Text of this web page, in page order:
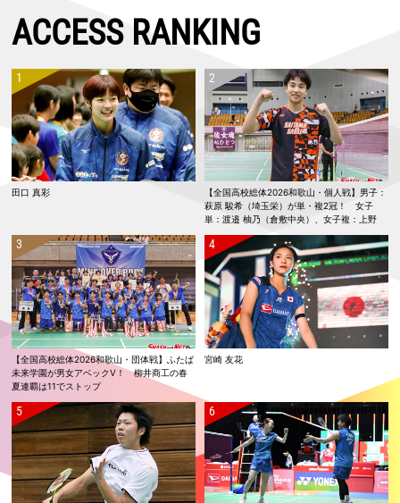
ACCESS RANKING
田口 真彩
【全国高校総体2026和歌山・個人戦】男子：
萩原 駿希（埼玉栄）が単・複2冠！ 女子
単：渡邉 柚乃（倉敷中央）、女子複：上野
優寿／伴野 碧唯（ふたば未来学園）が春夏連
覇！
【全国高校総体2026和歌山・団体戦】ふたば
未来学園が男女アベックV！ 柳井商工の春
夏連覇は11でストップ
宮崎 友花